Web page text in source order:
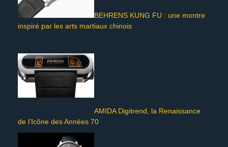
BEHRENS KUNG FU : une montre
inspiré par les arts martiaux chinois
AMIDA Digitrend, la Renaissance
de l’Icône des Années 70